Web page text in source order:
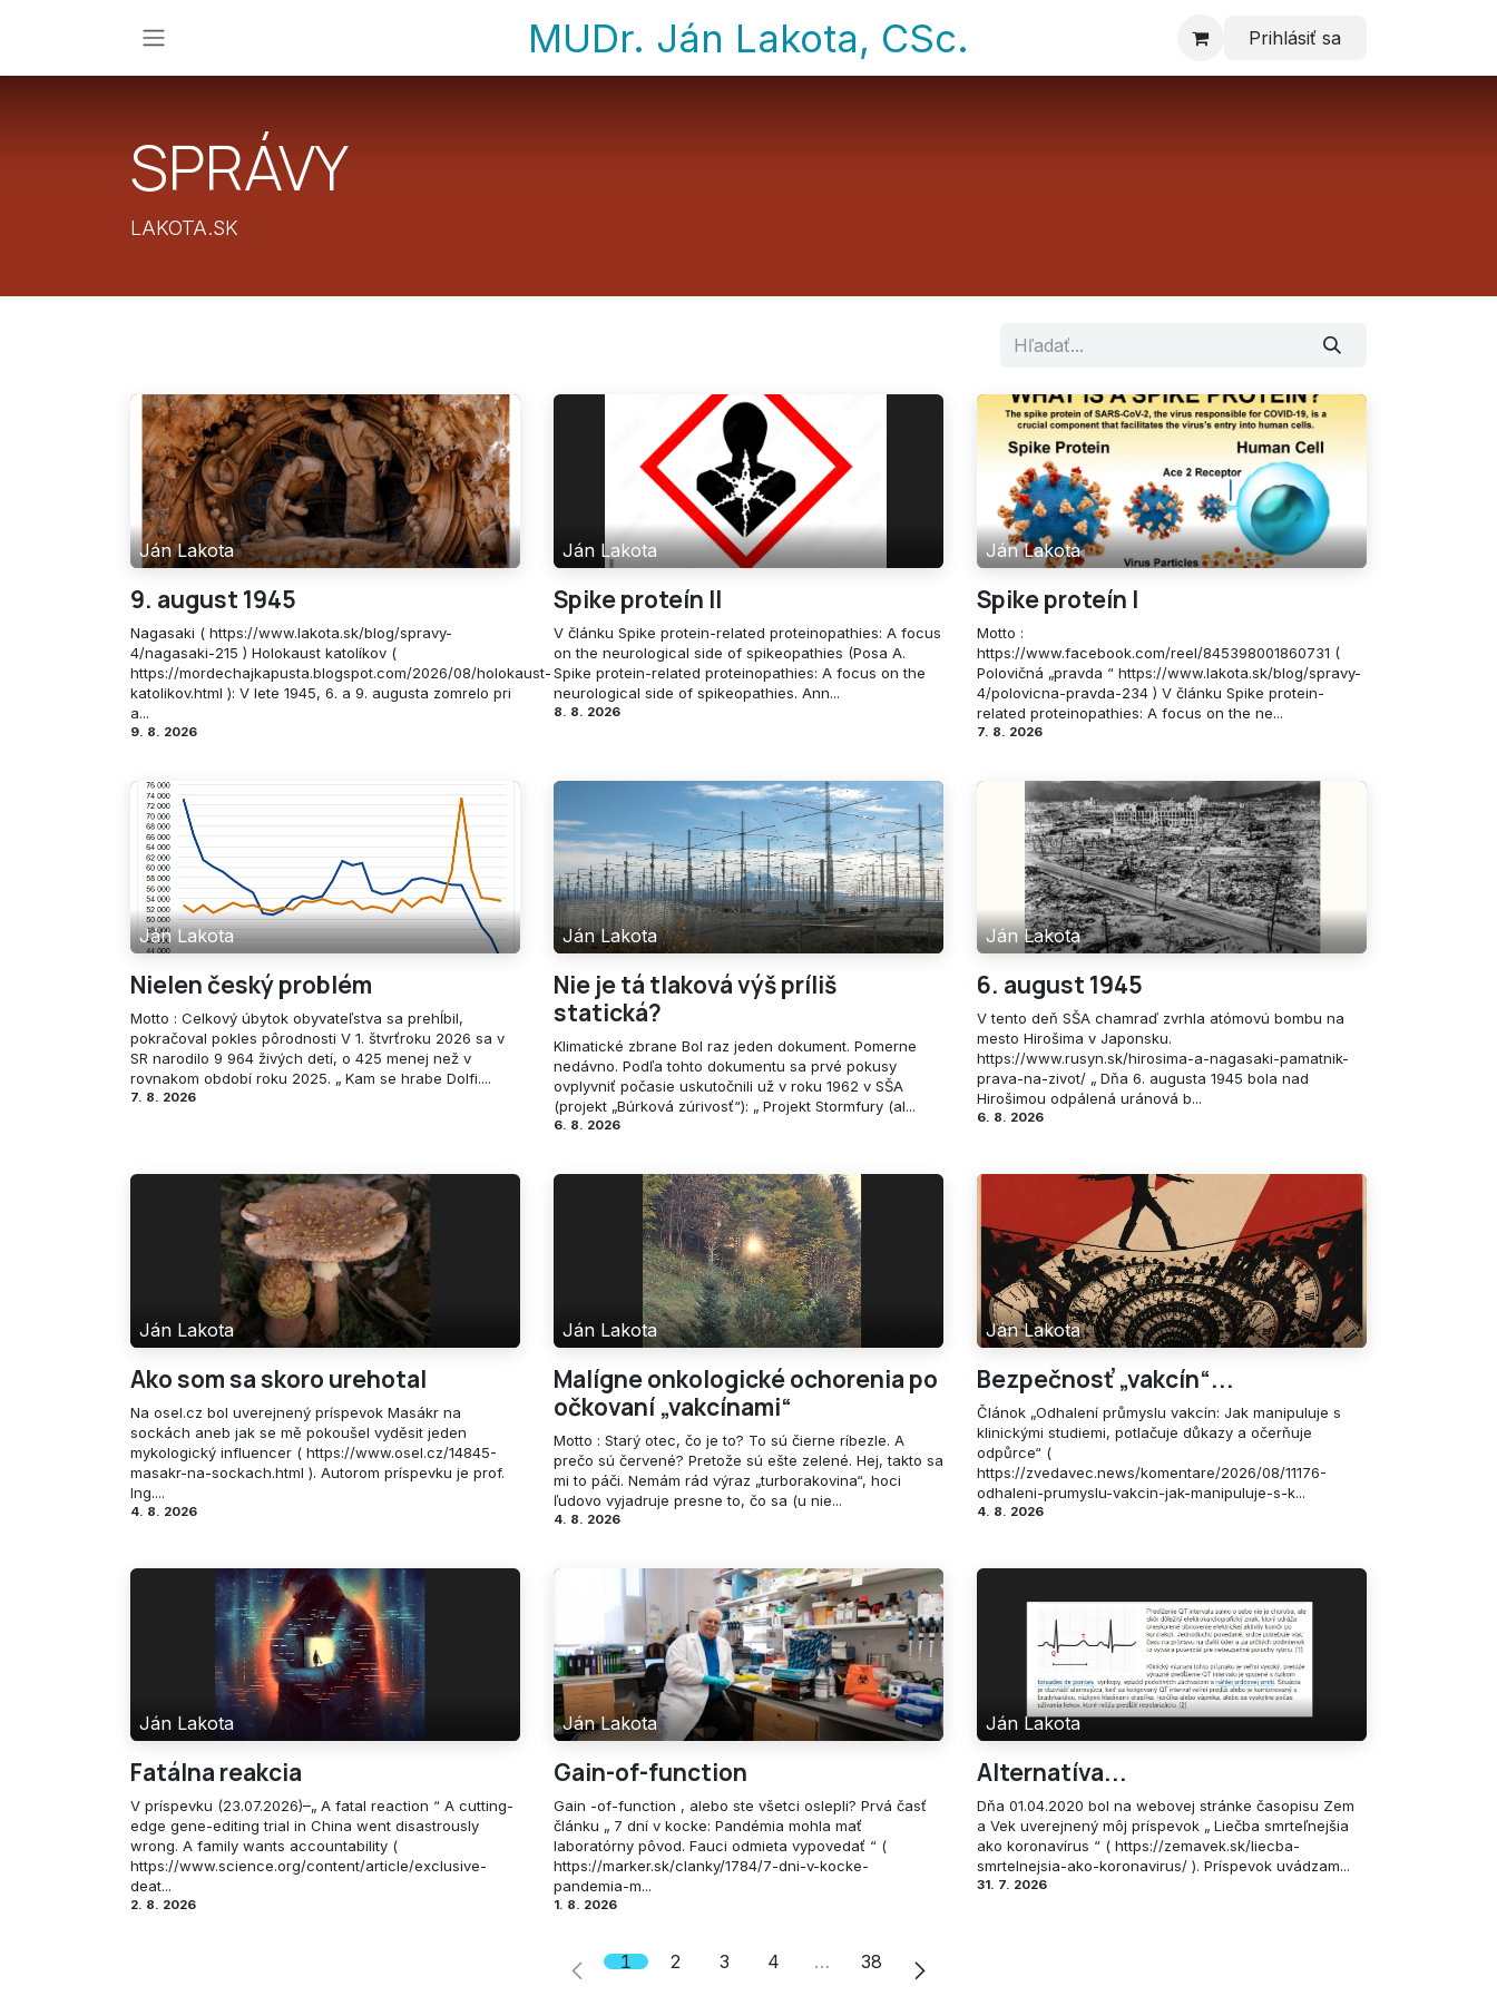
MUDr. Ján Lakota, CSc. Prihlásiť sa
SPRÁVY
LAKOTA.SK
Ján Lakota
9. august 1945
Nagasaki ( https://www.lakota.sk/blog/spravy-
4/nagasaki-215 ) Holokaust katolíkov (
https://mordechajkapusta.blogspot.com/2026/08/holokaust-
katolikov.html ): V lete 1945, 6. a 9. augusta zomrelo pri
a...
9. 8. 2026
Ján Lakota
Spike proteín II
V článku Spike protein-related proteinopathies: A focus
on the neurological side of spikeopathies (Posa A.
Spike protein-related proteinopathies: A focus on the
neurological side of spikeopathies. Ann...
8. 8. 2026
Ján Lakota
Spike proteín I
Motto :
https://www.facebook.com/reel/845398001860731 (
Polovičná „pravda “ https://www.lakota.sk/blog/spravy-
4/polovicna-pravda-234 ) V článku Spike protein-
related proteinopathies: A focus on the ne...
7. 8. 2026
Ján Lakota
Nielen český problém
Motto : Celkový úbytok obyvateľstva sa prehĺbil,
pokračoval pokles pôrodnosti V 1. štvrťroku 2026 sa v
SR narodilo 9 964 živých detí, o 425 menej než v
rovnakom období roku 2025. „ Kam se hrabe Dolfi....
7. 8. 2026
Ján Lakota
Nie je tá tlaková výš príliš
statická?
Klimatické zbrane Bol raz jeden dokument. Pomerne
nedávno. Podľa tohto dokumentu sa prvé pokusy
ovplyvniť počasie uskutočnili už v roku 1962 v SŠA
(projekt „Búrková zúrivosť“): „ Projekt Stormfury (al...
6. 8. 2026
Ján Lakota
6. august 1945
V tento deň SŠA chamraď zvrhla atómovú bombu na
mesto Hirošima v Japonsku.
https://www.rusyn.sk/hirosima-a-nagasaki-pamatnik-
prava-na-zivot/ „ Dňa 6. augusta 1945 bola nad
Hirošimou odpálená uránová b...
6. 8. 2026
Ján Lakota
Ako som sa skoro urehotal
Na osel.cz bol uverejnený príspevok Masákr na
sockách aneb jak se mě pokoušel vyděsit jeden
mykologický influencer ( https://www.osel.cz/14845-
masakr-na-sockach.html ). Autorom príspevku je prof.
Ing....
4. 8. 2026
Ján Lakota
Malígne onkologické ochorenia po
očkovaní „vakcínami“
Motto : Starý otec, čo je to? To sú čierne ríbezle. A
prečo sú červené? Pretože sú ešte zelené. Hej, takto sa
mi to páči. Nemám rád výraz „turborakovina“, hoci
ľudovo vyjadruje presne to, čo sa (u nie...
4. 8. 2026
Ján Lakota
Bezpečnosť „vakcín“...
Článok „Odhalení průmyslu vakcín: Jak manipuluje s
klinickými studiemi, potlačuje důkazy a očerňuje
odpůrce“ (
https://zvedavec.news/komentare/2026/08/11176-
odhaleni-prumyslu-vakcin-jak-manipuluje-s-k...
4. 8. 2026
Ján Lakota
Fatálna reakcia
V príspevku (23.07.2026)–„ A fatal reaction “ A cutting-
edge gene-editing trial in China went disastrously
wrong. A family wants accountability (
https://www.science.org/content/article/exclusive-
deat...
2. 8. 2026
Ján Lakota
Gain-of-function
Gain -of-function , alebo ste všetci oslepli? Prvá časť
článku „ 7 dní v kocke: Pandémia mohla mať
laboratórny pôvod. Fauci odmieta vypovedať “ (
https://marker.sk/clanky/1784/7-dni-v-kocke-
pandemia-m...
1. 8. 2026
Ján Lakota
Alternatíva...
Dňa 01.04.2020 bol na webovej stránke časopisu Zem
a Vek uverejnený môj príspevok „ Liečba smrteľnejšia
ako koronavírus “ ( https://zemavek.sk/liecba-
smrtelnejsia-ako-koronavirus/ ). Príspevok uvádzam...
31. 7. 2026
1 2 3 4 … 38